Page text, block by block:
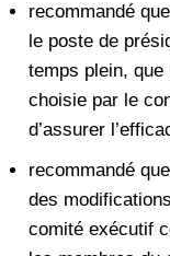
recommandé
le poste de
temps plein,
choisie par le
d’assurer
recommandé
des
comité exécutif